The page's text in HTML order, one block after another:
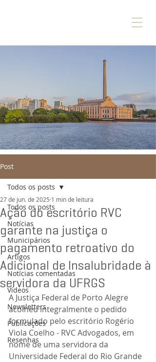
Post
Todos os posts
Notícias
Municipários
Artigos
Notícias comentadas
Vídeos
Newsletters
Publicações
Resenhas
Todos os posts
Ação do escritório RVC
garante na justiça o
pagamento retroativo do
Adicional de Insalubridade à
servidora da UFRGS
27 de jun. de 2025 1 min de leitura
A Justiça Federal de Porto Alegre
acolheu integralmente o pedido
formulado pelo escritório Rogério
Viola Coelho - RVC Advogados, em
nome de uma servidora da
Universidade Federal do Rio Grande